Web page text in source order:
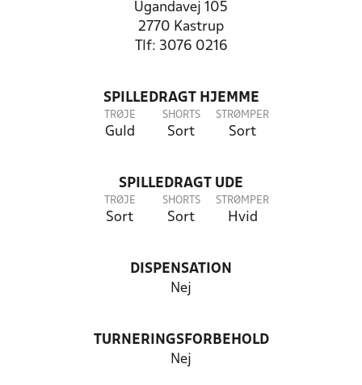
Ugandavej 105
2770 Kastrup
Tlf: 3076 0216
SPILLEDRAGT HJEMME
TRØJE
Guld
SHORTS
Sort
STRØMPER
Sort
SPILLEDRAGT UDE
TRØJE
Sort
SHORTS
Sort
STRØMPER
Hvid
DISPENSATION
Nej
TURNERINGSFORBEHOLD
Nej